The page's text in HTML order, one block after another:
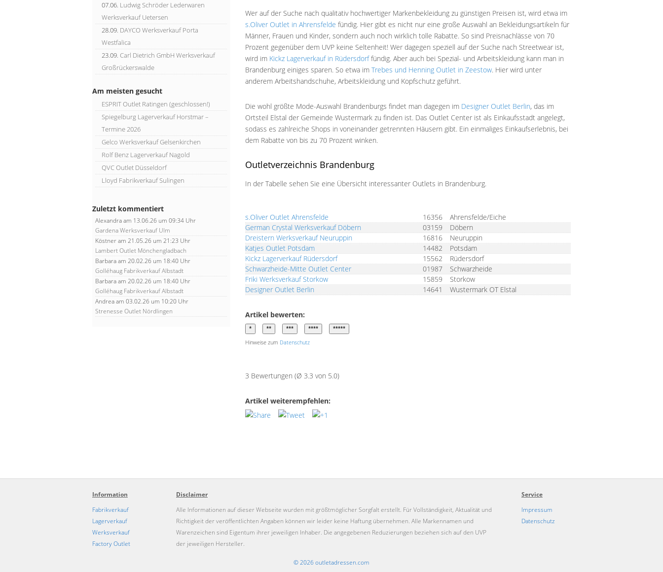
Wer auf der Suche nach qualitativ hochwertiger Markenbekleidung zu günstigen Preisen ist, wird etwa im
s.Oliver Outlet in Ahrensfelde fündig. Hier gibt es nicht nur eine große Auswahl an Bekleidungsartikeln für
Männer, Frauen und Kinder, sondern auch noch wirklich tolle Rabatte. So sind Preisnachlässe von 70
Prozent gegenüber dem UVP keine Seltenheit! Wer dagegen speziell auf der Suche nach Streetwear ist,
wird im Kickz Lagerverkauf in Rüdersdorffündig. Aber auch bei Spezial- und Arbeitskleidung kann man in
Brandenburg einiges sparen. So etwa im Trebes und Henning Outlet in Zeestow. Hier wird unter
anderem Arbeitshandschuhe, Arbeitskleidung und Kopfschutz geführt.
Die wohl größte Mode-Auswahl Brandenburgs findet man dagegen im Designer Outlet Berlin, das im
Ortsteil Elstal der Gemeinde Wustermark zu finden ist. Das Outlet Center ist als Einkaufsstadt angelegt,
sodass es zahlreiche Shops in voneinander getrennten Häusern gibt. Ein einmaliges Einkaufserlebnis, bei
dem Rabatte von bis zu 70 Prozent winken.
Outletverzeichnis Brandenburg
In der Tabelle sehen Sie eine Übersicht interessanter Outlets in Brandenburg.
s.Oliver Outlet Ahrensfelde
16356
Ahrensfelde/Eiche
German Crystal Werksverkauf Döbern
03159
Döbern
Dreistern Werksverkauf Neuruppin
16816
Neuruppin
Katjes Outlet Potsdam
14482
Potsdam
Kickz Lagerverkauf Rüdersdorf
15562
Rüdersdorf
Schwarzheide-Mitte Outlet Center
01987
Schwarzheide
Friki Werksverkauf Storkow
15859
Storkow
Designer Outlet Berlin
14641 Wustermark OT Elstal
Artikel bewerten:
Hinweise zum Datenschutz
3 Bewertungen (Ø 3.3 von 5.0)
Artikel weiterempfehlen:
07.06. Ludwig Schröder Lederwaren
Werksverkauf Uetersen
28.09. DAYCO Werksverkauf Porta
Westfalica
23.09. Carl Dietrich GmbH Werksverkauf
Großrückerswalde
Am meisten gesucht
ESPRIT Outlet Ratingen (geschlossen!)
Spiegelburg Lagerverkauf Horstmar –
Termine 2026
Gelco Werksverkauf Gelsenkirchen
Rolf Benz Lagerverkauf Nagold
QVC Outlet Düsseldorf
Lloyd Fabrikverkauf Sulingen
Zuletzt kommentiert
Alexandraam 13.06.26 um 09:34 Uhr
Gardena Werksverkauf Ulm
Köstneram 21.05.26 um 21:23 Uhr
Lambert Outlet Mönchengladbach
Barbaraam 20.02.26 um 18:40 Uhr
Golléhaug Fabrikverkauf Albstadt
Barbaraam 20.02.26 um 18:40 Uhr
Golléhaug Fabrikverkauf Albstadt
Andreaam 03.02.26 um 10:20 Uhr
Strenesse Outlet Nördlingen
Information
Fabrikverkauf
Lagerverkauf
Werksverkauf
Factory Outlet
Disclaimer
Alle Informationen auf dieser Webseite wurden mit größtmöglicher Sorgfalt erstellt. Für Vollständigkeit, Aktualität und
Richtigkeit der veröffentlichten Angaben können wir leider keine Haftung übernehmen. Alle Markennamen und
Warenzeichen sind Eigentum ihrer jeweiligen Inhaber. Die angegebenen Reduzierungen beziehen sich auf den UVP
der jeweiligen Hersteller.
Service
Impressum
Datenschutz
© 2026 outletadressen.com